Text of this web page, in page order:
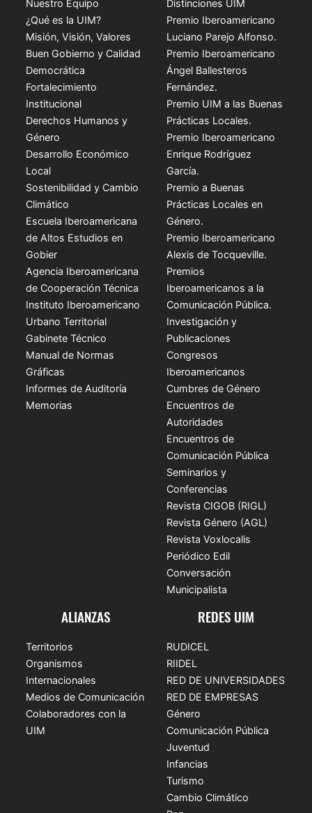
Nuestro Equipo
¿Qué es la UIM?
Misión, Visión, Valores
Buen Gobierno y Calidad
Democrática
Fortalecimiento
Institucional
Derechos Humanos y
Género
Desarrollo Económico
Local
Sostenibilidad y Cambio
Climático
Escuela Iberoamericana
de Altos Estudios en
Gobier
Agencia Iberoamericana
de Cooperación Técnica
Instituto Iberoamericano
Urbano Territorial
Gabinete Técnico
Manual de Normas
Gráficas
Informes de Auditoría
Memorias
Distinciones UIM
Premio Iberoamericano
Luciano Parejo Alfonso.
Premio Iberoamericano
Ángel Ballesteros
Fernández.
Premio UIM a las Buenas
Prácticas Locales.
Premio Iberoamericano
Enrique Rodríguez
García.
Premio a Buenas
Prácticas Locales en
Género.
Premio Iberoamericano
Alexis de Tocqueville.
Premios
Iberoamericanos a la
Comunicación Pública.
Investigación y
Publicaciones
Congresos
Iberoamericanos
Cumbres de Género
Encuentros de
Autoridades
Encuentros de
Comunicación Pública
Seminarios y
Conferencias
Revista CIGOB (RIGL)
Revista Género (AGL)
Revista Voxlocalis
Periódico Edil
Conversación
Municipalista
ALIANZAS
Territorios
Organismos
Internacionales
Medios de Comunicación
Colaboradores con la
UIM
REDES UIM
RUDICEL
RIIDEL
RED DE UNIVERSIDADES
RED DE EMPRESAS
Género
Comunicación Pública
Juventud
Infancias
Turismo
Cambio Climático